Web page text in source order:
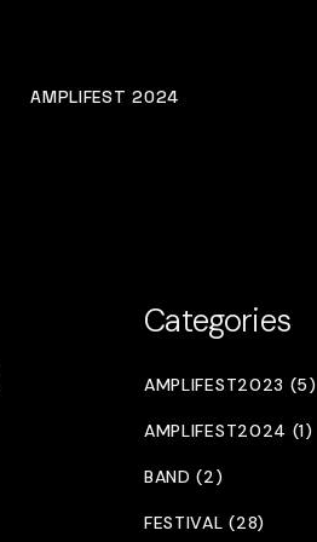
AMPLIFEST 2024
Categories
AMPLIFEST2023 (5)
AMPLIFEST2024 (1)
BAND (2)
FESTIVAL (28)